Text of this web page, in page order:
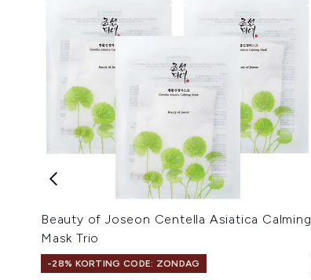
Beauty of Joseon Centella Asiatica Calming
Mask Trio
-28% KORTING CODE: ZONDAG